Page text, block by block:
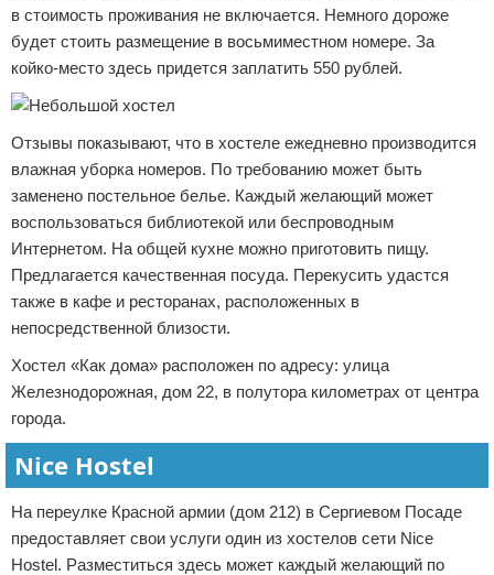
в стоимость проживания не включается. Немного дороже
будет стоить размещение в восьмиместном номере. За
койко-место здесь придется заплатить 550 рублей.
Отзывы показывают, что в хостеле ежедневно производится
влажная уборка номеров. По требованию может быть
заменено постельное белье. Каждый желающий может
воспользоваться библиотекой или беспроводным
Интернетом. На общей кухне можно приготовить пищу.
Предлагается качественная посуда. Перекусить удастся
также в кафе и ресторанах, расположенных в
непосредственной близости.
Хостел «Как дома» расположен по адресу: улица
Железнодорожная, дом 22, в полутора километрах от центра
города.
Nice Hostel
На переулке Красной армии (дом 212) в Сергиевом Посаде
предоставляет свои услуги один из хостелов сети Nice
Hostel. Разместиться здесь может каждый желающий по